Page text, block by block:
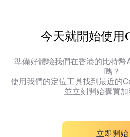
今天就開始使用
準備好體驗我們在香港的比特
嗎？
使用我們的定位工具找到最近的
並立刻開始購買加
立即開始